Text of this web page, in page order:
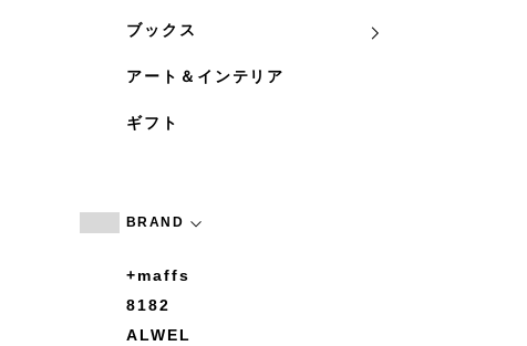
ブックス
アート＆インテリア
ギフト
BRAND
+maffs
8182
ALWEL